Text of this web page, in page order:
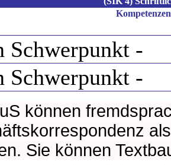
Kompetenzen
Schwerpunkt -
Schwerpunkt -
können
Sie können